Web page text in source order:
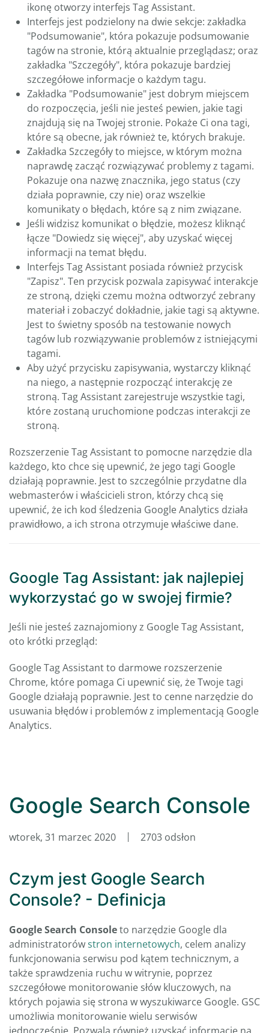
ikonę otworzy interfejs Tag Assistant.
Interfejs jest podzielony na dwie sekcje: zakładka
"Podsumowanie", która pokazuje podsumowanie
tagów na stronie, którą aktualnie przeglądasz; oraz
zakładka "Szczegóły", która pokazuje bardziej
szczegółowe informacje o każdym tagu.
Zakładka "Podsumowanie" jest dobrym miejscem
do rozpoczęcia, jeśli nie jesteś pewien, jakie tagi
znajdują się na Twojej stronie. Pokaże Ci ona tagi,
które są obecne, jak również te, których brakuje.
Zakładka Szczegóły to miejsce, w którym można
naprawdę zacząć rozwiązywać problemy z tagami.
Pokazuje ona nazwę znacznika, jego status (czy
działa poprawnie, czy nie) oraz wszelkie
komunikaty o błędach, które są z nim związane.
Jeśli widzisz komunikat o błędzie, możesz kliknąć
łącze "Dowiedz się więcej", aby uzyskać więcej
informacji na temat błędu.
Interfejs Tag Assistant posiada również przycisk
"Zapisz". Ten przycisk pozwala zapisywać interakcje
ze stroną, dzięki czemu można odtworzyć zebrany
materiał i zobaczyć dokładnie, jakie tagi są aktywne.
Jest to świetny sposób na testowanie nowych
tagów lub rozwiązywanie problemów z istniejącymi
tagami.
Aby użyć przycisku zapisywania, wystarczy kliknąć
na niego, a następnie rozpocząć interakcję ze
stroną. Tag Assistant zarejestruje wszystkie tagi,
które zostaną uruchomione podczas interakcji ze
stroną.
Rozszerzenie Tag Assistant to pomocne narzędzie dla
każdego, kto chce się upewnić, że jego tagi Google
działają poprawnie. Jest to szczególnie przydatne dla
webmasterów i właścicieli stron, którzy chcą się
upewnić, że ich kod śledzenia Google Analytics działa
prawidłowo, a ich strona otrzymuje właściwe dane.
Google Tag Assistant: jak najlepiej
wykorzystać go w swojej firmie?
Jeśli nie jesteś zaznajomiony z Google Tag Assistant,
oto krótki przegląd:
Google Tag Assistant to darmowe rozszerzenie
Chrome, które pomaga Ci upewnić się, że Twoje tagi
Google działają poprawnie. Jest to cenne narzędzie do
usuwania błędów i problemów z implementacją Google
Analytics.
Google Search Console
wtorek, 31 marzec 2020 2703 odsłon
Czym jest Google Search
Console? - Definicja
Google Search Consoleto narzędzie Google dla
administratorówstron internetowych, celem analizy
funkcjonowania serwisu pod kątem technicznym, a
także sprawdzenia ruchu w witrynie, poprzez
szczegółowe monitorowanie słów kluczowych, na
których pojawia się strona w wyszukiwarce Google. GSC
umożliwia monitorowanie wielu serwisów